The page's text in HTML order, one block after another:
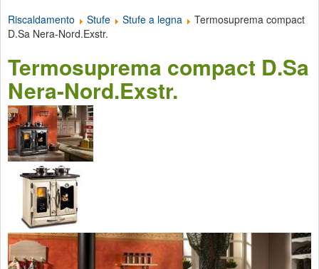
Riscaldamento Stufe Stufe a legna
Termosuprema compact
D.Sa Nera-Nord.Exstr.
Termosuprema compact D.Sa
Nera-Nord.Exstr.